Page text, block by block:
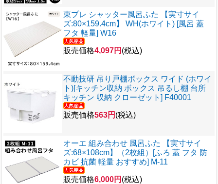
東プレ シャッター風呂ふた 【実寸サイ
ズ:80×159.4cm】 WH(ホワイト) [風呂 蓋
フタ 軽量] W16
販売価格4,097円 (税込)
不動技研 吊り戸棚ボックス ワイド (ホワイ
ト)[キッチン収納 ボックス 吊るし棚 台所
キッチン 収納 クローゼット] F40001
販売価格563円 (税込)
オーエ 組み合わせ 風呂ふた 【実寸サイ
ズ:68×108cm】（2枚組）[ふろ 蓋 フタ 防
カビ 抗菌 軽量 おすすめ] M-11
販売価格6,000円 (税込)